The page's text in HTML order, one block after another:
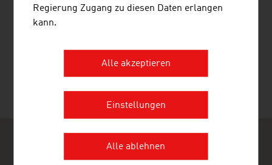
Regierung Zugang zu diesen Daten erlangen
kann.
Alle akzeptieren
Einstellungen
Alle ablehnen